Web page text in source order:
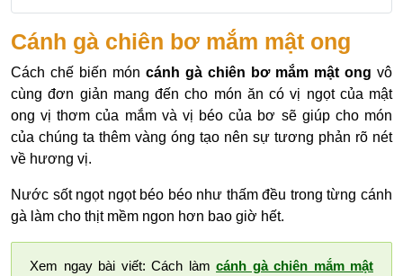
Cánh gà chiên bơ mắm mật ong
Cách chế biến món cánh gà chiên bơ mắm mật ong vô
cùng đơn giản mang đến cho món ăn có vị ngọt của mật
ong vị thơm của mắm và vị béo của bơ sẽ giúp cho món
của chúng ta thêm vàng óng tạo nên sự tương phản rõ nét
về hương vị.
Nước sốt ngọt ngọt béo béo như thấm đều trong từng cánh
gà làm cho thịt mềm ngon hơn bao giờ hết.
Xem ngay bài viết: Cách làm cánh gà chiên mắm mật